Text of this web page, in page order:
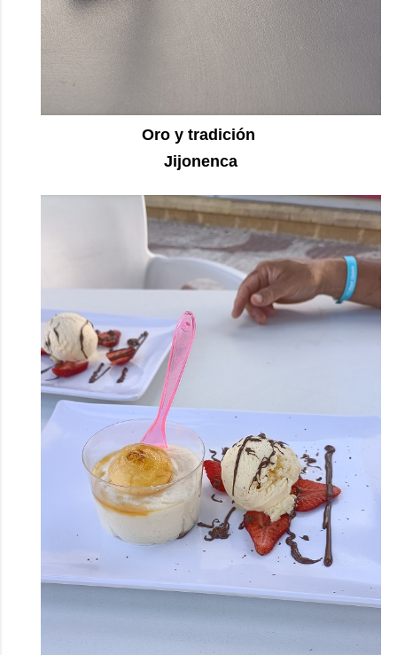
Oro y tradición
Jijonenca